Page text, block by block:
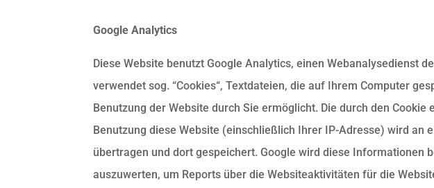
Google Analytics
Diese Website benutzt Google Analytics, einen Webanalysedienst
verwendet sog. “Cookies“, Textdateien, die auf Ihrem Computer
Benutzung der Website durch Sie ermöglicht. Die durch den
Benutzung diese Website (einschließlich Ihrer IP-Adresse) wird an
übertragen und dort gespeichert. Google wird diese Informationen
auszuwerten, um Reports über die Websiteaktivitäten für die